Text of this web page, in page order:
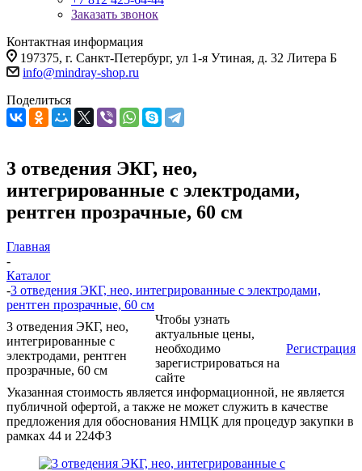
Заказать звонок
Контактная информация
197375, г. Санкт-Петербург, ул 1-я Утиная, д. 32 Литера Б
info@mindray-shop.ru
Поделиться
3 отведения ЭКГ, нео,
интегрированные с электродами,
рентген прозрачные, 60 см
Главная
-
Каталог
-3 отведения ЭКГ, нео, интегрированные с электродами,
рентген прозрачные, 60 см
3 отведения ЭКГ, нео,
интегрированные с
электродами, рентген
прозрачные, 60 см
Чтобы узнать
актуальные цены,
необходимо
зарегистрироваться на
сайте
Регистрация
Указанная стоимость является информационной, не является
публичной офертой, а также не может служить в качестве
предложения для обоснования НМЦК для процедур закупки в
рамках 44 и 224ФЗ